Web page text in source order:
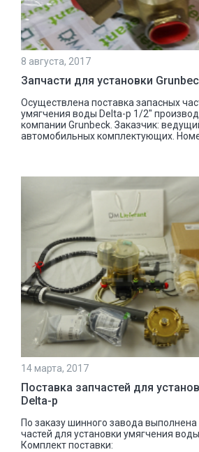
8 августа, 2017
Запчасти для установки
Осуществлена поставка запасных
умягчения воды Delta-p 1/2″
компании Grunbeck. Заказчик:
автомобильных комплектующих.
14 марта, 2017
Поставка запчастей для
Delta-p
По заказу шинного завода
частей для установки умягчения
Комплект поставки: